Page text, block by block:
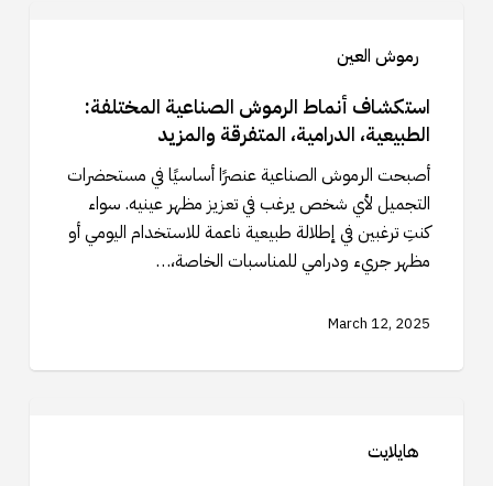
الرموش
الصناعية
المختلفة:
الطبيعية،
الدرامية،
المتفرقة
والمزيد
رموش العين
استكشاف أنماط الرموش الصناعية المختلفة:
الطبيعية، الدرامية، المتفرقة والمزيد
أصبحت الرموش الصناعية عنصرًا أساسيًا في مستحضرات
التجميل لأي شخص يرغب في تعزيز مظهر عينيه. سواء
كنتِ ترغبين في إطلالة طبيعية ناعمة للاستخدام اليومي أو
مظهر جريء ودرامي للمناسبات الخاصة،…
March 12, 2025
هايلايت